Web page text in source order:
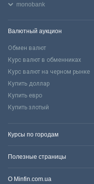
monobank
Валютный аукцион
Обмен валют
Курс валют в обменниках
Курс валют на черном рынке
Купить доллар
Купить евро
Купить злотый
Курсы по городам
Полезные страницы
О Minfin.com.ua